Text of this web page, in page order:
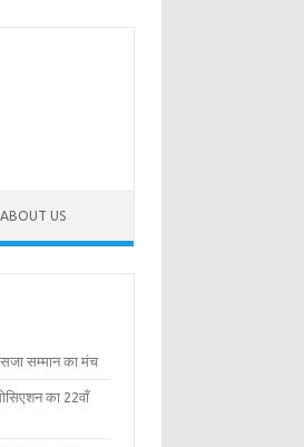
ABOUT US
सम्मान का मंच
का 22वाँ